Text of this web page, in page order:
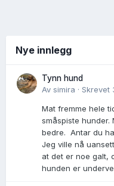
Nye innlegg
Tynn hund
Av simira · Skrevet
Mat fremme hele
småspiste hunder.
bedre. Antar du
Jeg ville nå
at det er noe galt,
hunden er